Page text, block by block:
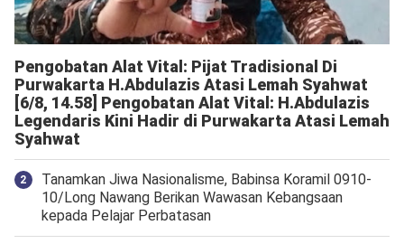
Pengobatan Alat Vital: Pijat Tradisional Di
Purwakarta H.Abdulazis Atasi Lemah Syahwat
[6/8, 14.58] Pengobatan Alat Vital: H.Abdulazis
Legendaris Kini Hadir di Purwakarta Atasi Lemah
Syahwat
Tanamkan Jiwa Nasionalisme, Babinsa Koramil 0910-
10/Long Nawang Berikan Wawasan Kebangsaan
kepada Pelajar Perbatasan